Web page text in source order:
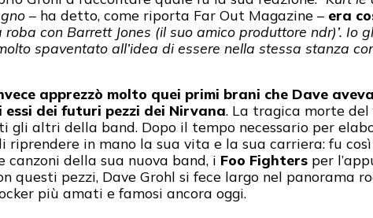
– ha detto, come riporta Far Out Magazine – era
con Barrett Jones (il suo amico produttore ndr)’. Io
spaventato all’idea di essere nella stessa stanza
apprezzò molto quei primi brani che Dave
dei futuri pezzi dei Nirvana. La tragica morte del
gli altri della band. Dopo il tempo necessario per
in mano la sua vita e la sua carriera: fu
della sua nuova band, i Foo Fighters per
questi pezzi, Dave Grohl si fece largo nel panorama
più amati e famosi ancora oggi.